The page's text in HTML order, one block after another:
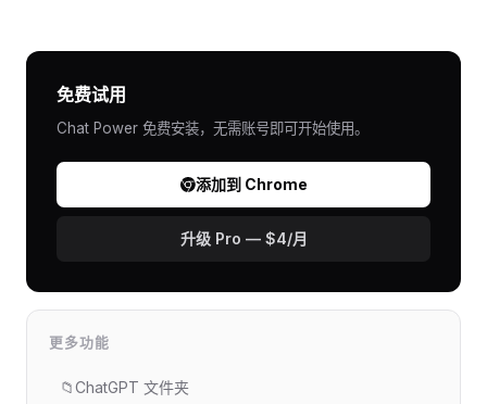
免费试用
Chat Power 免费安装，无需账号即可开始使用。
添加到 Chrome
升级 Pro — $4/月
更多功能
📁ChatGPT 文件夹